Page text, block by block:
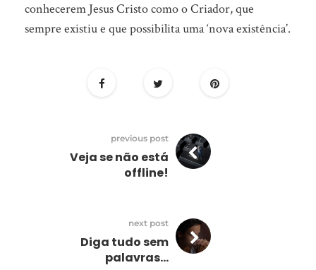
conhecerem Jesus Cristo como o Criador, que
sempre existiu e que possibilita uma ‘nova existência’.
previous post
Veja se não está
offline!
next post
Diga tudo sem
palavras…